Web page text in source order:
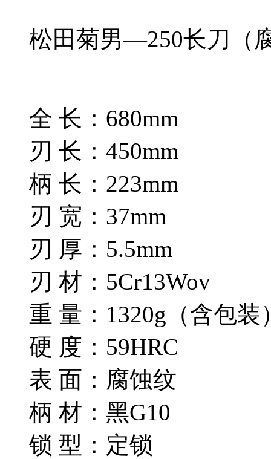
松田菊男—250长刀（
全 长：680mm
刃 长：450mm
柄 长：223mm
刃 宽：37mm
刃 厚：5.5mm
刃 材：5Cr13Wov
重 量：1320g（含包装
硬 度：59HRC
表 面：腐蚀纹
柄 材：黑G10
锁 型：定锁